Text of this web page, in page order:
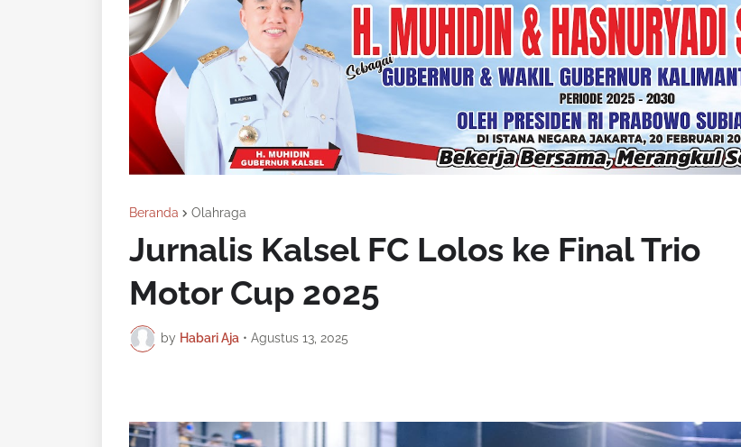
Beranda Olahraga
Jurnalis Kalsel FC Lolos ke Final Trio
Motor Cup 2025
by Habari Aja • Agustus 13, 2025